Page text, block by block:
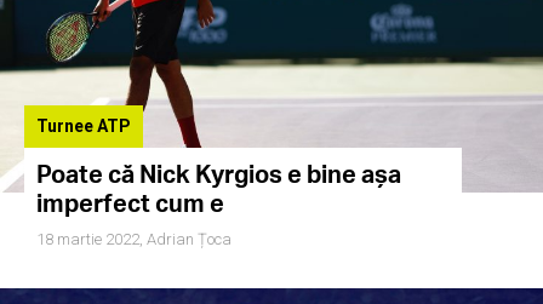
Turnee ATP
Poate că Nick Kyrgios e bine așa
imperfect cum e
18 martie 2022, Adrian Țoca